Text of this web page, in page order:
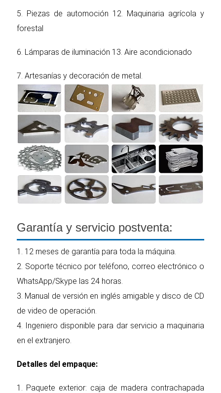
5. Piezas de automoción 12. Maquinaria agrícola y
forestal
6. Lámparas de iluminación 13. Aire acondicionado
7. Artesanías y decoración de metal.
Garantía y servicio postventa:
1. 12 meses de garantía para toda la máquina.
2. Soporte técnico por teléfono, correo electrónico o
WhatsApp/Skype las 24 horas.
3. Manual de versión en inglés amigable y disco de CD
de video de operación.
4. Ingeniero disponible para dar servicio a maquinaria
en el extranjero.
Detalles del empaque:
1. Paquete exterior: caja de madera contrachapada